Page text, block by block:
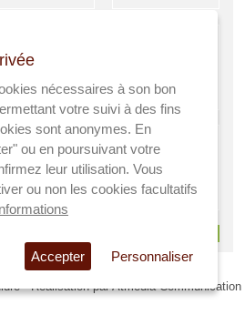
CAFÉS ENFANCE JEUNESSE
SANTÉ AGRICULTEURS
- Réalisation parAtmedia Communication
nécessaires à son bon
votre suivi à des fins
sont anonymes. En
ou en poursuivant votre
leur utilisation. Vous
ou non les cookies facultatifs
Accepter Personnaliser